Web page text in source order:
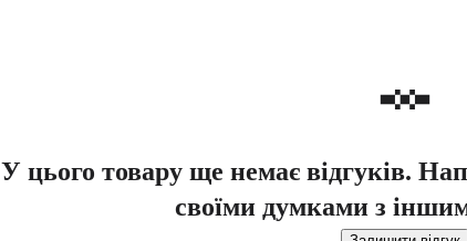
У цього товару ще немає відгуків.
своїми думками з